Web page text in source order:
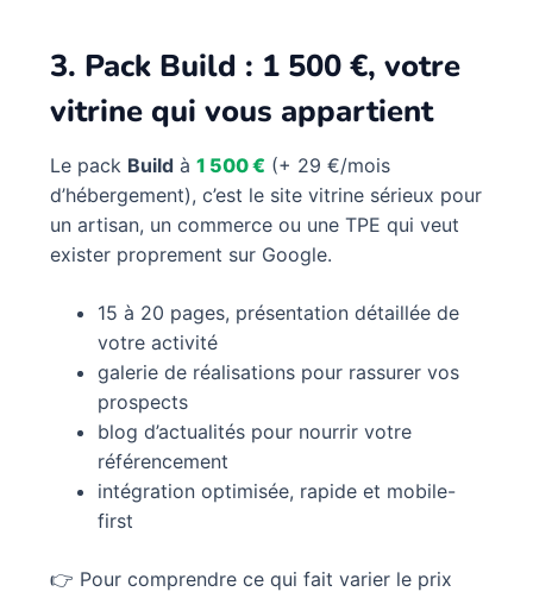
3. Pack Build : 1 500 €, votre
vitrine qui vous appartient
Le pack Build à 1 500 € (+ 29 €/mois
d’hébergement), c’est le site vitrine sérieux pour
un artisan, un commerce ou une TPE qui veut
exister proprement sur Google.
15 à 20 pages, présentation détaillée de
votre activité
galerie de réalisations pour rassurer vos
prospects
blog d’actualités pour nourrir votre
référencement
intégration optimisée, rapide et mobile-
first
👉 Pour comprendre ce qui fait varier le prix